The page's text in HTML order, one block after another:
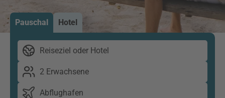
Pauschal Hotel
Reiseziel oder Hotel
2 Erwachsene
Abflughafen